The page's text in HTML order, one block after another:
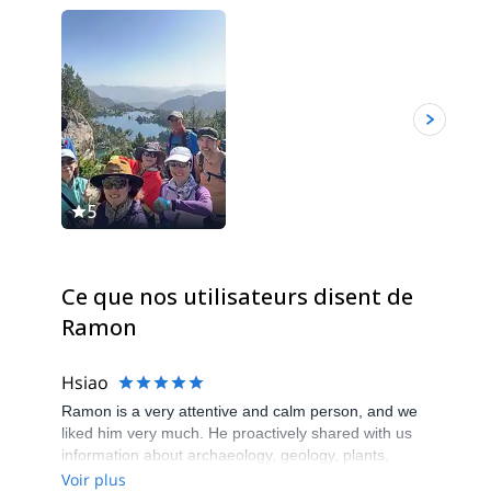
5
Ce que nos utilisateurs disent de
Ramon
Hsiao
Ramon is a very attentive and calm person, and we
liked him very much. He proactively shared with us
information about archaeology, geology, plants,
animals, as well as the names and elevations of the
Voir plus